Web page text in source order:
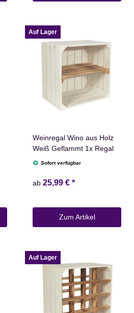
Auf Lager
Weinregal Wino aus Holz
Weiß Geflammt 1x Regal
Sofort verfügbar
ab 25,99 € *
Zum Artikel
Auf Lager